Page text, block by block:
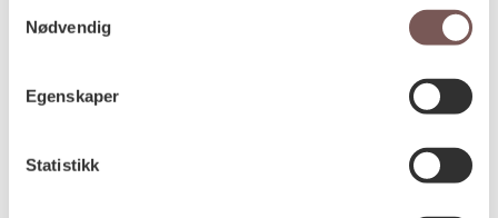
Nødvendig
Egenskaper
Statistikk